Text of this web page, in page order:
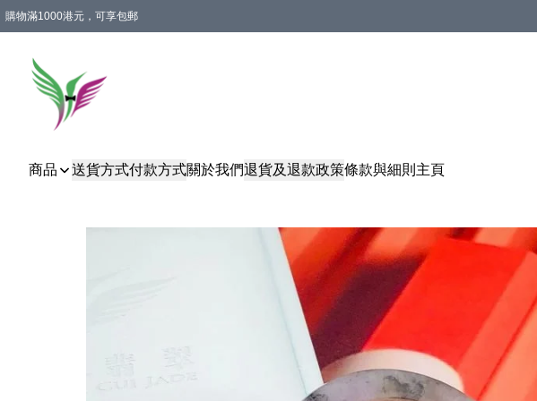
購物滿1000港元，可享包郵
商品 送貨方式付款方式關於我們退貨及退款政策條款與細則 主頁